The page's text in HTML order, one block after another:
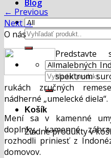
Blog
Hľadať:
Hľadať:
Košík
Žiadne produkty v
← Previous
Next →
O nás
Predstavte
malebných
spektrum
rukách zručných
nádherné „umelecké diela“.
Mení sa v kamenné
doplnky, kamenné
rozhodli priniesť z
domovov.